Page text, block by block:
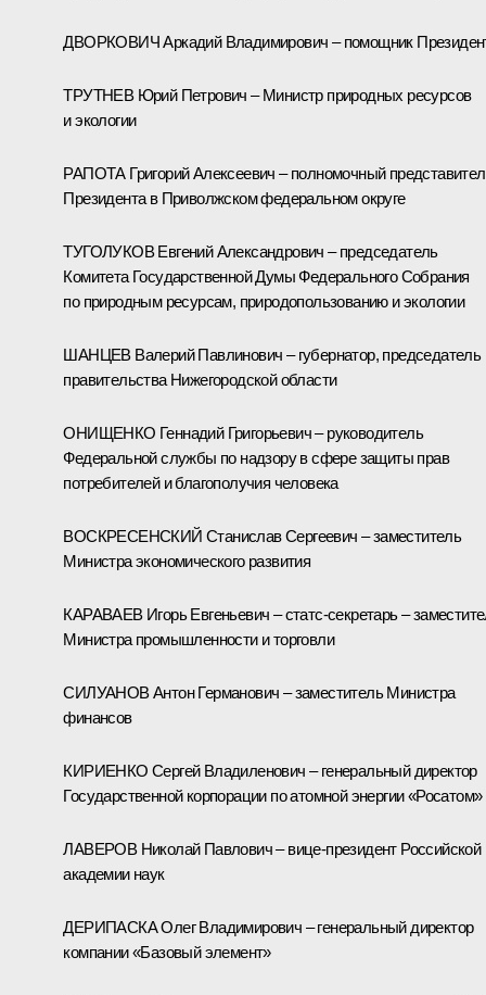
ДВОРКОВИЧ Аркадий Владимирович – помощник
ТРУТНЕВ Юрий Петрович – Министр природных ресурсов
и экологии
РАПОТА Григорий Алексеевич – полномочный
Президента в Приволжском федеральном округе
ТУГОЛУКОВ Евгений Александрович – председатель
Комитета Государственной Думы Федерального Собрания
по природным ресурсам, природопользованию и экологии
ШАНЦЕВ Валерий Павлинович – губернатор, председатель
правительства Нижегородской области
ОНИЩЕНКО Геннадий Григорьевич – руководитель
Федеральной службы по надзору в сфере защиты прав
потребителей и благополучия человека
ВОСКРЕСЕНСКИЙ Станислав Сергеевич – заместитель
Министра экономического развития
КАРАВАЕВ Игорь Евгеньевич – статс-секретарь –
Министра промышленности и торговли
СИЛУАНОВ Антон Германович – заместитель Министра
финансов
КИРИЕНКО Сергей Владиленович – генеральный директор
Государственной корпорации по атомной энергии «Росатом»
ЛАВЕРОВ Николай Павлович – вице-президент Российской
академии наук
ДЕРИПАСКА Олег Владимирович – генеральный директор
компании «Базовый элемент»